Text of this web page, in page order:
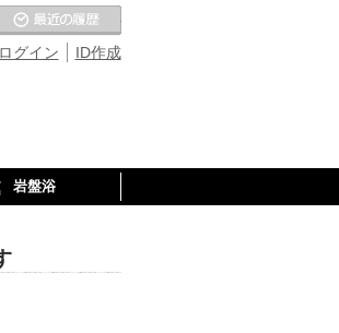
ID作成
ログイン
気に入りの温泉
岩盤浴